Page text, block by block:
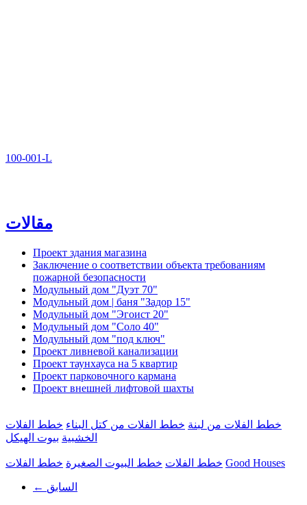
100-001-L
مقالات
Проект здания магазина
Заключение о соответствии объекта требованиям
пожарной безопасности
Модульный дом "Дуэт 70"
Модульный дом | баня "Задор 15"
Модульный дом "Эгоист 20"
Модульный дом "Соло 40"
Модульный дом "под ключ"
Проект ливневой канализации
Проект таунхауса на 5 квартир
Проект парковочного кармана
Проект внешней лифтовой шахты
خطط الفلات من لبنة خطط الفلات من كتل البناء خطط الفلات
الخشبية بيوت الهيكل
خطط الفلات خطط البيوت الصغيرة خطط الفلات Good Houses
← السابق